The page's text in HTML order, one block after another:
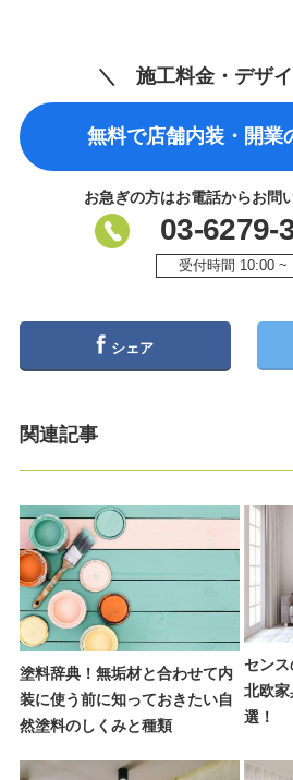
＼ 施工料金・デザ
無料で店舗内装・開業
お急ぎの方はお電話からお問
03-6279-
受付時間 10:00 ~
シェア
関連記事
塗料辞典！無垢材と合わせて内
装に使う前に知っておきたい自
然塗料のしくみと種類
セン
北欧
選！